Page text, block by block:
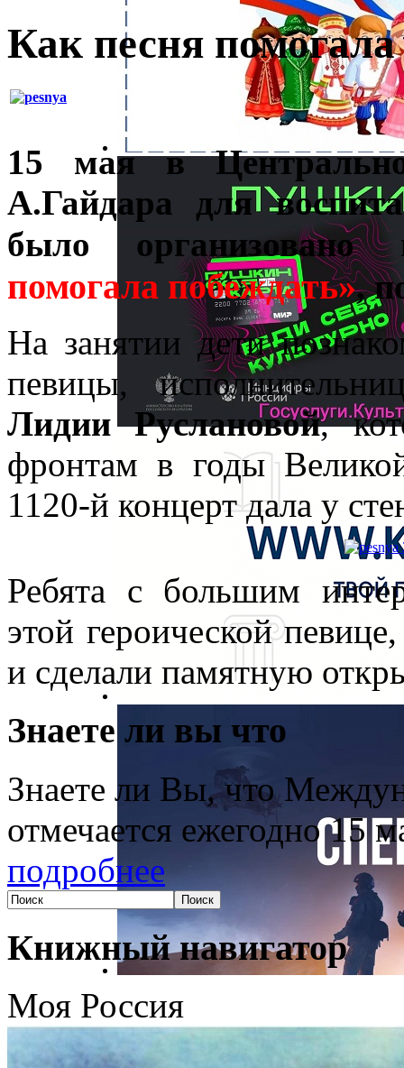
Как песня
15 мая в
А.Гайдара для
было организовано
помогала побеждать»,
На занятии дети
певицы,
Лидии Руслановой,
фронтам в годы
1120-й концерт дала у
Ребята с большим
этой героической
и сделали памятную
Знаете ли вы что
Знаете ли Вы, что
отмечается ежегодно 15
подробнее
Книжный навигатор
Моя Россия